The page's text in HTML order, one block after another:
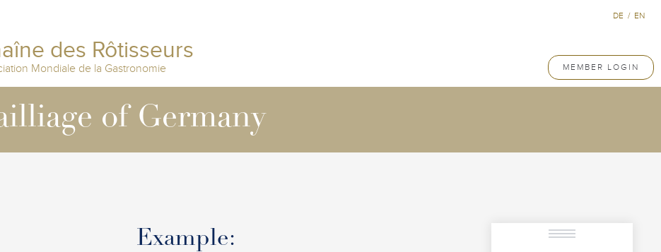
des Rôtisseurs
Mondiale de la Gastronomie MEMBER LOGIN
DE / EN
of Germany
Example: